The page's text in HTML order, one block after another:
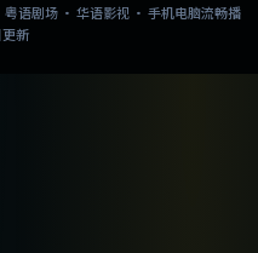
语剧场 · 华语影视 · 手机电脑流畅播
新